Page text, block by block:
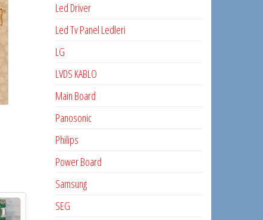
Led Driver
Led Tv Panel Ledleri
LG
LVDS KABLO
Main Board
Panosonic
Philips
Power Board
Samsung
SEG